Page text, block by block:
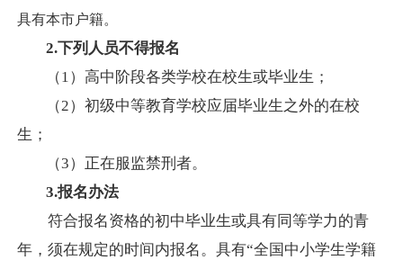
具有本市户籍。
2.下列人员不得报名
（1） 高中阶段各类学校在校生或毕业生；
（2）初级中等教育学校应届毕业生之外的在校
生；
（3）正在服监禁刑者。
3.报名办法
符合报名资格的初中毕业生或具有同等学力的青
年，须在规定的时间内报名。具有“全国中小学生学籍